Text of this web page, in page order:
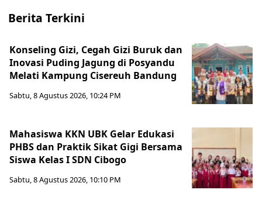
Berita Terkini
Konseling Gizi, Cegah Gizi Buruk dan
Inovasi Puding Jagung di Posyandu
Melati Kampung Cisereuh Bandung
Sabtu, 8 Agustus 2026, 10:24 PM
Mahasiswa KKN UBK Gelar Edukasi
PHBS dan Praktik Sikat Gigi Bersama
Siswa Kelas I SDN Cibogo
Sabtu, 8 Agustus 2026, 10:10 PM